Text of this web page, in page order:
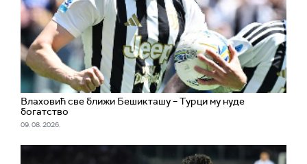
Влаховић све ближи Бешикташу – Турци му нуде
богатство
09. 08. 2026.